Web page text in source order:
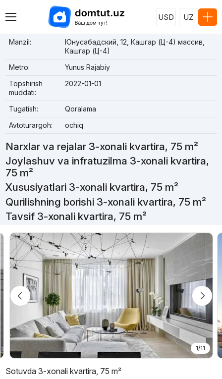
USD UZ
Manzil:
Юнусабадский, 12, Кашгар (Ц-4) массив,
Кашгар (Ц-4)
Metro:
Yunus Rajabiy
Topshirish
muddati:
2022-01-01
Tugatish:
Qoralama
Avtoturargoh:
ochiq
Narxlar va rejalar 3-xonali kvartira, 75 m²
Joylashuv va infratuzilma 3-xonali kvartira,
75 m²
Xususiyatlari 3-xonali kvartira, 75 m²
Qurilishning borishi 3-xonali kvartira, 75 m²
Tavsif 3-xonali kvartira, 75 m²
1/11
Sotuvda 3-xonali kvartira, 75 m²